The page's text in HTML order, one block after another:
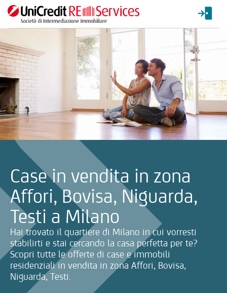
Case in vendita in zona
Affori, Bovisa, Niguarda,
Testi a Milano
Hai trovato il quartiere di Milano in cui vorresti
stabilirti e stai cercando la casa perfetta per te?
Scopri tutte le offerte di case e immobili
residenziali in vendita in zona Affori, Bovisa,
Niguarda, Testi.
La ricerca verrà inviata automaticamente alla selezione delle